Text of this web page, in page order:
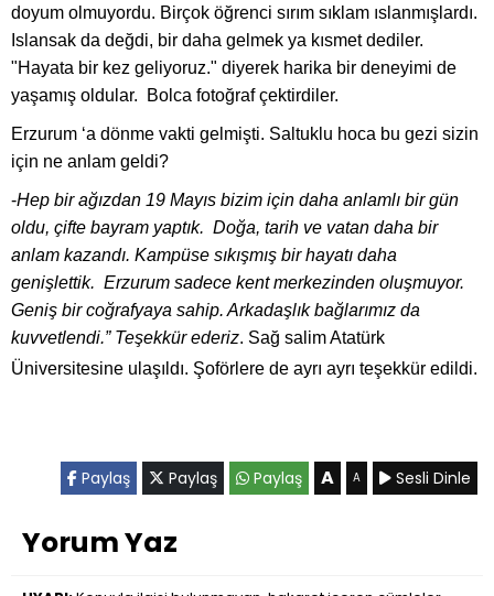
doyum olmuyordu. Birçok öğrenci sırım sıklam ıslanmışlardı.
Islansak da değdi, bir daha gelmek ya kısmet dediler.
"Hayata bir kez geliyoruz." diyerek harika bir deneyimi de
yaşamış oldular. Bolca fotoğraf çektirdiler.
Erzurum ‘a dönme vakti gelmişti. Saltuklu hoca bu gezi sizin
için ne anlam geldi?
-Hep bir ağızdan 19 Mayıs bizim için daha anlamlı bir gün
oldu, çifte bayram yaptık. Doğa, tarih ve vatan daha bir
anlam kazandı. Kampüse sıkışmış bir hayatı daha
genişlettik. Erzurum sadece kent merkezinden oluşmuyor.
Geniş bir coğrafyaya sahip. Arkadaşlık bağlarımız da
kuvvetlendi.” Teşekkür ederiz. Sağ salim Atatürk
Üniversitesine ulaşıldı. Şoförlere de ayrı ayrı teşekkür edildi.
Paylaş Paylaş Paylaş A A Sesli Dinle
Yorum Yaz